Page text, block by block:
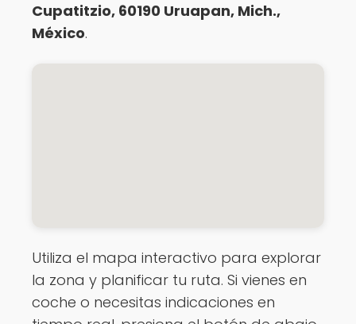
Cupatitzio, 60190 Uruapan, Mich.,
México.
Utiliza el mapa interactivo para explorar
la zona y planificar tu ruta. Si vienes en
coche o necesitas indicaciones en